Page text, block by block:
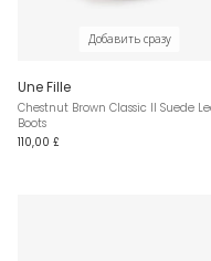
Добавить сразу
Une Fille
Chestnut Brown Classic II Suede
Boots
110,00 £